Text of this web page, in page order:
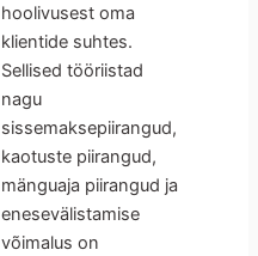
hoolivusest oma
klientide suhtes.
Sellised tööriistad
nagu
sissemaksepiirangud,
kaotuste piirangud,
mänguaja piirangud ja
enesevälistamise
võimalus on